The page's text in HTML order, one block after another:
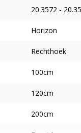
20.3572 -
Horizon
Rechthoek
100cm
120cm
200cm